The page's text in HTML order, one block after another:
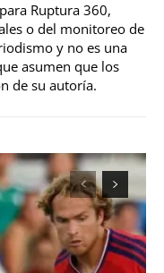
Ruptura 360,
o del monitoreo de
y no es una
asumen que los
de su autoría.